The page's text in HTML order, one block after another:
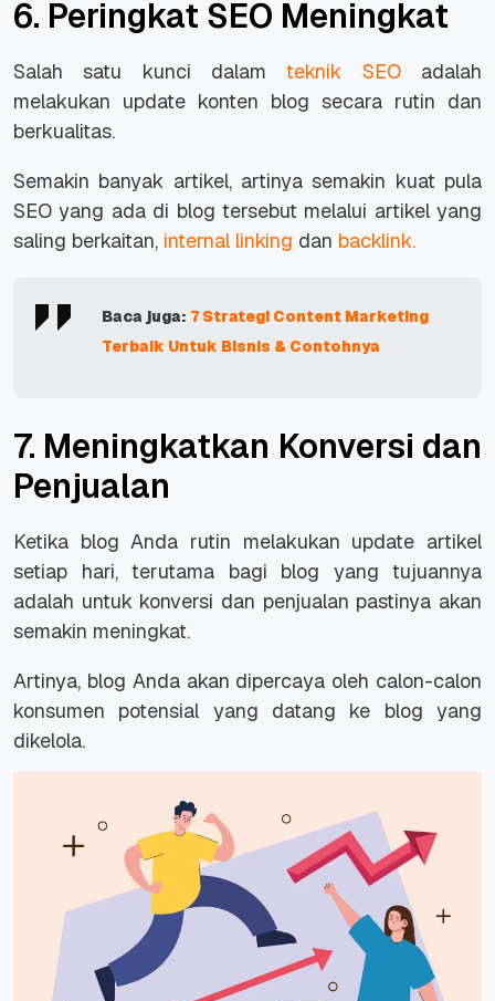
6. Peringkat SEO Meningkat
Salah satu kunci dalamteknik SEOadalah
melakukan update konten blog secara rutin dan
berkualitas.
Semakin banyak artikel, artinya semakin kuat pula
SEO yang ada di blog tersebut melalui artikel yang
saling berkaitan, internal linking dan backlink.
Baca juga: 7 Strategi Content Marketing
Terbaik Untuk Bisnis & Contohnya
7. Meningkatkan Konversi dan
Penjualan
Ketika blog Anda rutin melakukan update artikel
setiap hari, terutama bagi blog yang tujuannya
adalah untuk konversi dan penjualan pastinya akan
semakin meningkat.
Artinya, blog Anda akan dipercaya oleh calon-calon
konsumen potensial yang datang ke blog yang
dikelola.